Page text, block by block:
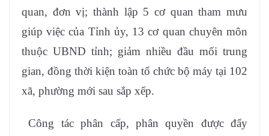
quan, đơn vị; thành lập 5 cơ quan tham mưu
giúp việc của Tỉnh ủy, 13 cơ quan chuyên môn
thuộc UBND tỉnh; giảm nhiều đầu mối trung
gian, đồng thời kiện toàn tổ chức bộ máy tại 102
xã, phường mới sau sắp xếp.
Công tác phân cấp, phân quyền được đẩy